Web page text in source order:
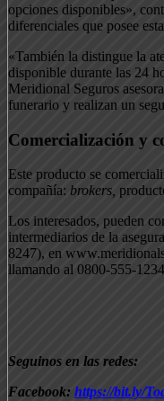
opciones disponibles»,
diferenciales que posee
«También la distingue la
disponible durante las 24
Meridional Seguros
funerario y realizan un
Comercialización y
Este producto se
compañía: brokers,
Los interesados, pueden
intermediarios de la
8247), en
llamando al 0800-555-
Seguinos en las redes:
Facebook: https://bit.ly/